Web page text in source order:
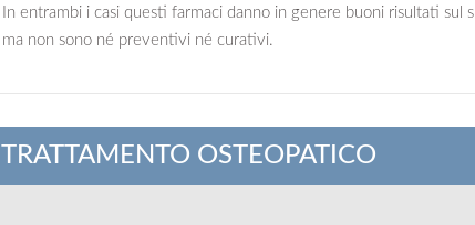
In entrambi i casi questi farmaci danno in genere buoni risultati sul
ma non sono né preventivi né curativi.
TRATTAMENTO OSTEOPATICO